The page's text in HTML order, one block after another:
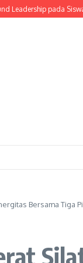
pada Siswa
Bersama Tiga